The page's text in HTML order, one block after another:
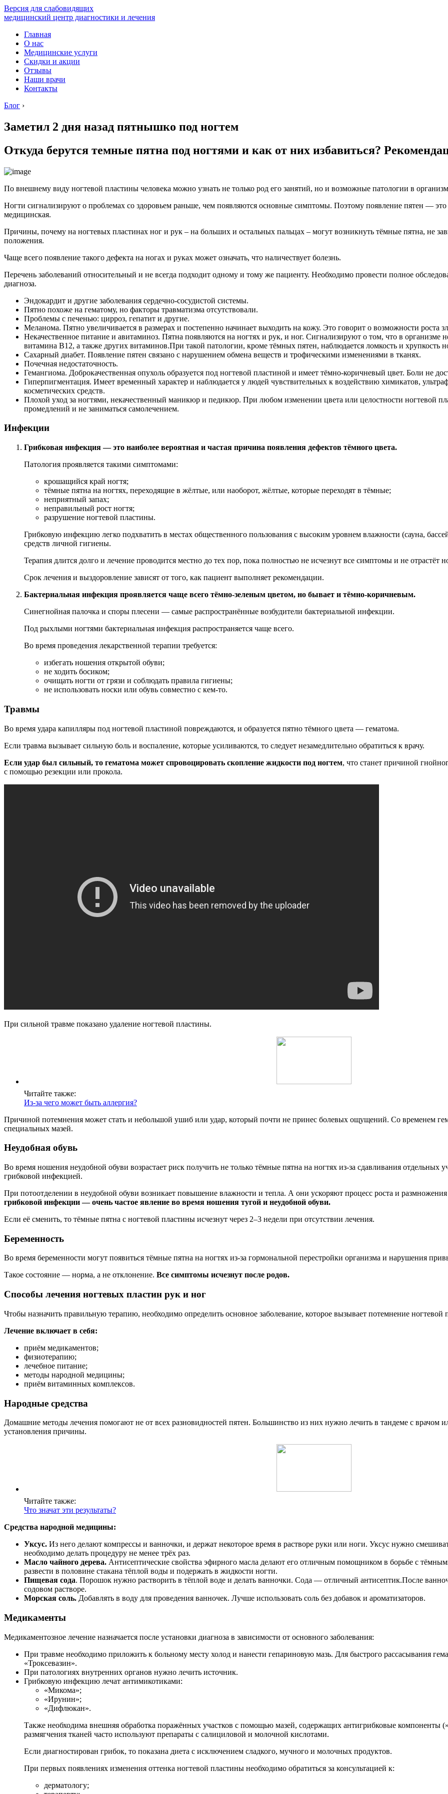
Версия для слабовидящих
медицинский центр диагностики и лечения
Главная
О нас
Медицинские услуги
Скидки и акции
Отзывы
Наши врачи
Контакты
Блог ›
Заметил 2 дня назад пятнышко под ногтем
Откуда берутся темные пятна под ногтями и как от них избавиться?
По внешнему виду ногтевой пластины человека можно узнать не только род его занятий, но и возможные патологии в
Ногти сигнализируют о проблемах со здоровьем раньше, чем появляются основные симптомы. Поэтому появление пятен — это
медицинская.
Причины, почему на ногтевых пластинах ног и рук – на больших и остальных пальцах – могут возникнуть тёмные пятна, не
положения.
Чаще всего появление такого дефекта на ногах и руках может означать, что наличествует болезнь.
Перечень заболеваний относительный и не всегда подходит одному и тому же пациенту. Необходимо провести полное
диагноза.
Эндокардит и другие заболевания сердечно-сосудистой системы.
Пятно похоже на гематому, но факторы травматизма отсутствовали.
Проблемы с печенью: цирроз, гепатит и другие.
Меланома. Пятно увеличивается в размерах и постепенно начинает выходить на кожу. Это говорит о возможности роста
Некачественное питание и авитаминоз. Пятна появляются на ногтях и рук, и ног. Сигнализируют о том, что в организме
витамина В12, а также других витаминов.При такой патологии, кроме тёмных пятен, наблюдается ломкость и хрупкость
Сахарный диабет. Появление пятен связано с нарушением обмена веществ и трофическими изменениями в тканях.
Почечная недостаточность.
Гемангиома. Доброкачественная опухоль образуется под ногтевой пластиной и имеет тёмно-коричневый цвет. Боли не
Гиперпигментация. Имеет временный характер и наблюдается у людей чувствительных к воздействию химикатов,
косметических средств.
Плохой уход за ногтями, некачественный маникюр и педикюр. При любом изменении цвета или целостности ногтевой
промедлений и не заниматься самолечением.
Инфекции
Грибковая инфекция — это наиболее вероятная и частая причина появления дефектов тёмного цвета.
Патология проявляется такими симптомами:
крошащийся край ногтя;
тёмные пятна на ногтях, переходящие в жёлтые, или наоборот, жёлтые, которые переходят в тёмные;
неприятный запах;
неправильный рост ногтя;
разрушение ногтевой пластины.
Грибковую инфекцию легко подхватить в местах общественного пользования с высоким уровнем влажности (сауна,
средств личной гигиены.
Терапия длится долго и лечение проводится местно до тех пор, пока полностью не исчезнут все симптомы и не отрастёт
Срок лечения и выздоровление зависят от того, как пациент выполняет рекомендации.
Бактериальная инфекция проявляется чаще всего тёмно-зеленым цветом, но бывает и тёмно-коричневым.
Синегнойная палочка и споры плесени — самые распространённые возбудители бактериальной инфекции.
Под рыхлыми ногтями бактериальная инфекция распространяется чаще всего.
Во время проведения лекарственной терапии требуется:
избегать ношения открытой обуви;
не ходить босиком;
очищать ногти от грязи и соблюдать правила гигиены;
не использовать носки или обувь совместно с кем-то.
Травмы
Во время удара капилляры под ногтевой пластиной повреждаются, и образуется пятно тёмного цвета — гематома.
Если травма вызывает сильную боль и воспаление, которые усиливаются, то следует незамедлительно обратиться к врачу.
Если удар был сильный, то гематома может спровоцировать скопление жидкости под ногтем, что станет причиной
с помощью резекции или прокола.
При сильной травме показано удаление ногтевой пластины.
Читайте также:
Из-за чего может быть аллергия?
Причиной потемнения может стать и небольшой ушиб или удар, который почти не принес болевых ощущений. Со временем
специальных мазей.
Неудобная обувь
Во время ношения неудобной обуви возрастает риск получить не только тёмные пятна на ногтях из-за сдавливания отдельных
грибковой инфекцией.
При потоотделении в неудобной обуви возникает повышение влажности и тепла. А они ускоряют процесс роста и
грибковой инфекции — очень частое явление во время ношения тугой и неудобной обуви.
Если её сменить, то тёмные пятна с ногтевой пластины исчезнут через 2–3 недели при отсутствии лечения.
Беременность
Во время беременности могут появиться тёмные пятна на ногтях из-за гормональной перестройки организма и нарушения
Такое состояние — норма, а не отклонение. Все симптомы исчезнут после родов.
Способы лечения ногтевых пластин рук и ног
Чтобы назначить правильную терапию, необходимо определить основное заболевание, которое вызывает потемнение ногтевой
Лечение включает в себя:
приём медикаментов;
физиотерапию;
лечебное питание;
методы народной медицины;
приём витаминных комплексов.
Народные средства
Домашние методы лечения помогают не от всех разновидностей пятен. Большинство из них нужно лечить в тандеме с врачом
установления причины.
Читайте также:
Что значат эти результаты?
Средства народной медицины:
Уксус. Из него делают компрессы и ванночки, и держат некоторое время в растворе руки или ноги. Уксус нужно
необходимо делать процедуру не менее трёх раз.
Масло чайного дерева. Антисептические свойства эфирного масла делают его отличным помощником в борьбе с
развести в половине стакана тёплой воды и подержать в жидкости ногти.
Пищевая сода. Порошок нужно растворить в тёплой воде и делать ванночки. Сода — отличный антисептик.После
содовом растворе.
Морская соль. Добавлять в воду для проведения ванночек. Лучше использовать соль без добавок и ароматизаторов.
Медикаменты
Медикаментозное лечение назначается после установки диагноза в зависимости от основного заболевания:
При травме необходимо приложить к больному месту холод и нанести гепариновую мазь. Для быстрого рассасывания
«Троксевазин».
При патологиях внутренних органов нужно лечить источник.
Грибковую инфекцию лечат антимикотиками:
«Микома»;
«Ирунин»;
«Дифлюкан».
Также необходима внешняя обработка поражённых участков с помощью мазей, содержащих антигрибковые компоненты
размягчения тканей часто используют препараты с салициловой и молочной кислотами.
Если диагностирован грибок, то показана диета с исключением сладкого, мучного и молочных продуктов.
При первых появлениях изменения оттенка ногтевой пластины необходимо обратиться за консультацией к:
дерматологу;